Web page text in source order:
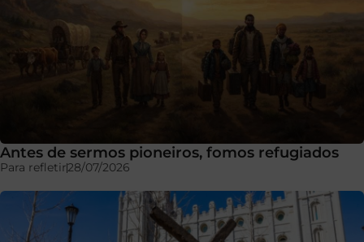
Antes de sermos pioneiros, fomos refugiados
Para refletir28/07/2026